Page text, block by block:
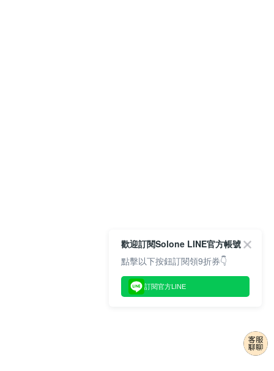
歡迎訂閱Solone LINE官方帳號
點擊以下按鈕訂閱領9折券👇
訂閱官方LINE